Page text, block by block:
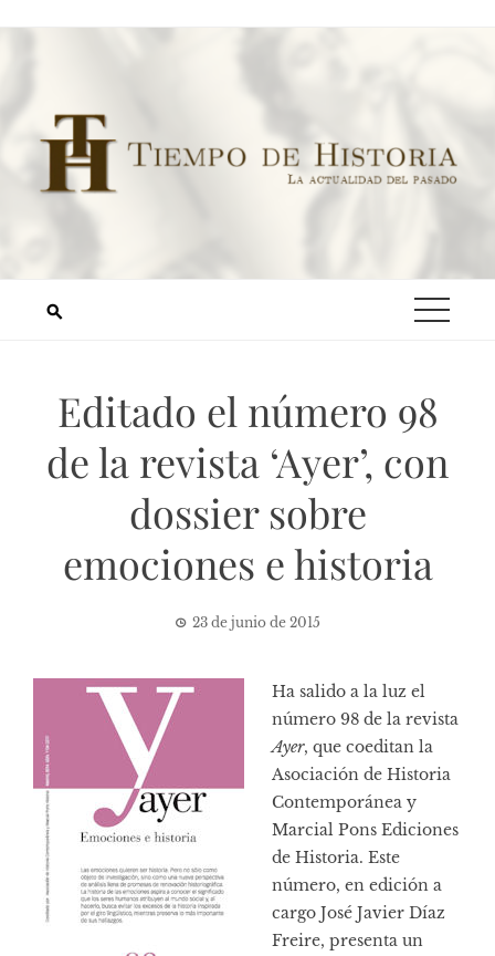
Editado el número 98
de la revista ‘Ayer’, con
dossier sobre
emociones e historia
23 de junio de 2015
Ha salido a la luz el
número 98 de la revista
Ayer, que coeditan la
Asociación de Historia
Contemporánea y
Marcial Pons Ediciones
de Historia. Este
número, en edición a
cargo José Javier Díaz
Freire, presenta un